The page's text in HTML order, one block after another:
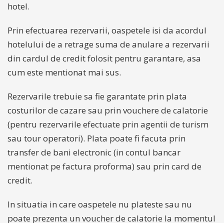
hotel.
Prin efectuarea rezervarii, oaspetele isi da acordul
hotelului de a retrage suma de anulare a rezervarii
din cardul de credit folosit pentru garantare, asa
cum este mentionat mai sus.
Rezervarile trebuie sa fie garantate prin plata
costurilor de cazare sau prin vouchere de calatorie
(pentru rezervarile efectuate prin agentii de turism
sau tour operatori). Plata poate fi facuta prin
transfer de bani electronic (in contul bancar
mentionat pe factura proforma) sau prin card de
credit.
In situatia in care oaspetele nu plateste sau nu
poate prezenta un voucher de calatorie la momentul